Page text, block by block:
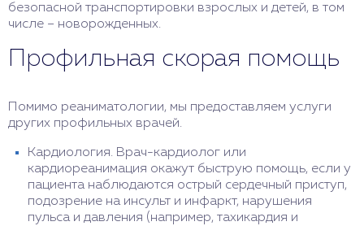
безопасной транспортировки взрослых и детей, в том
числе – новорожденных.
Профильная скорая помощь
Помимо реаниматологии, мы предоставляем услуги
других профильных врачей.
Кардиология. Врач-кардиолог или
кардиореанимация окажут быструю помощь, если у
пациента наблюдаются острый сердечный приступ,
подозрение на инсульт и инфаркт, нарушения
пульса и давления (например, тахикардия и